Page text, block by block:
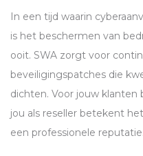
In een tijd waarin
is het beschermen van
ooit. SWA zorgt voor
beveiligingspatches die
dichten. Voor jouw
jou als reseller betekent
een professionele reputatie.